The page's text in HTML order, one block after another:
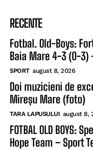
RECENTE
Fotbal. Old-Boys:
Baia Mare 4-3 (0-
SPORT august 8, 2026
Doi muzicieni de
Mireșu Mare (foto)
TARA LAPUSULUI august 8,
FOTBAL OLD
Hope Team – Sport